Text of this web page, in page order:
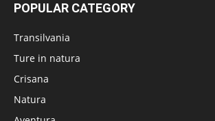
POPULAR CATEGORY
Transilvania
Ture in natura
Crisana
Natura